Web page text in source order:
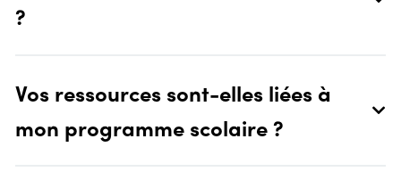
?
Vos ressources sont-elles liées à
mon programme scolaire ?